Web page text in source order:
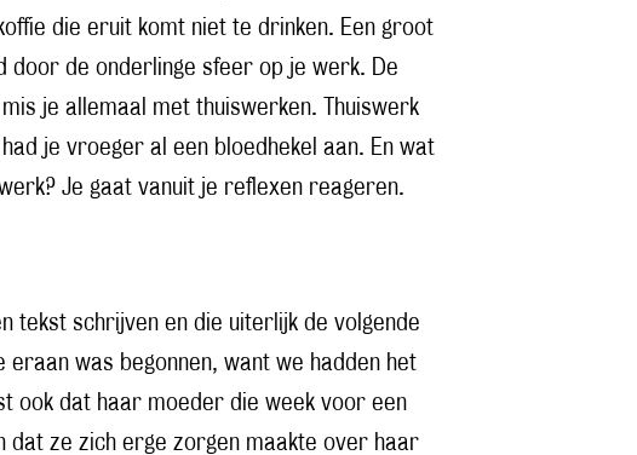
die eruit komt niet te drinken. Een groot
de onderlinge sfeer op je werk. De
je allemaal met thuiswerken. Thuiswerk
je vroeger al een bloedhekel aan. En wat
Je gaat vanuit je reflexen reageren.
tekst schrijven en die uiterlijk de volgende
was begonnen, want we hadden het
ook dat haar moeder die week voor een
dat ze zich erge zorgen maakte over haar